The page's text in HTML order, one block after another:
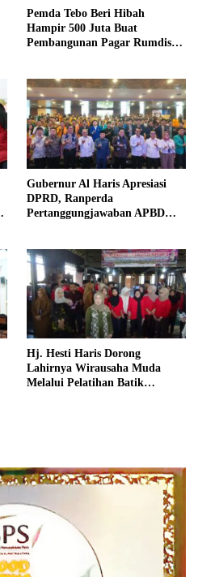
Pemda Tebo Beri Hibah
Hampir 500 Juta Buat
Pembangunan Pagar Rumdis
Gubernur Al Haris Apresiasi
DPRD, Ranperda
Pertanggungjawaban APBD
Hj. Hesti Haris Dorong
Lahirnya Wirausaha Muda
Melalui Pelatihan Batik